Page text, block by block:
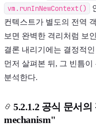
vm.runInNewContext()
컨텍스트가 별도의 전역
보면 완벽한 격리처럼 보
결론 내리기에는 결정적
먼저 살펴본 뒤, 그 빈틈
분석한다.
5.2.1.2 공식 문서
mechanism"